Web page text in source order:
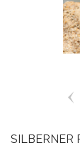
SILBERNER